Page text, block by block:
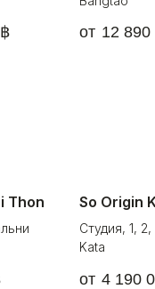
฿ 12 890
Thon So Origin
Студия, 1,
Kata
4 190